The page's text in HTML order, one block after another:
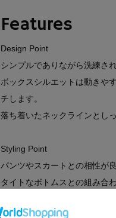
Features
Design Point
シンプルでありながら洗練さ
ボックスシルエットは動きや
チします。
落ち着いたネックラインとし
Styling Point
パンツやスカートとの相性が
タイトなボトムスとの組み合
で自分らしさを表現するのも